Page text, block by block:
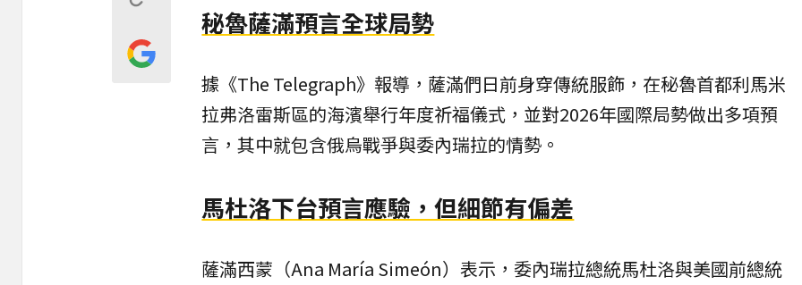
秘魯薩滿預言全球局勢
據《The Telegraph》報導，薩滿們日前身穿傳統服飾，在秘魯首都利馬米
拉弗洛雷斯區的海濱舉行年度祈福儀式，並對2026年國際局勢做出多項預
言，其中就包含俄烏戰爭與委內瑞拉的情勢。
馬杜洛下台預言應驗，但細節有偏差
薩滿西蒙（Ana María Simeón）表示，委內瑞拉總統馬杜洛與美國前總統